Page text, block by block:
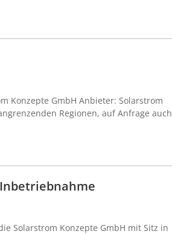
Konzepte GmbH Anbieter: Solarstrom
Regionen, auf Anfrage auch
Solarstrom Konzepte GmbH mit Sitz in